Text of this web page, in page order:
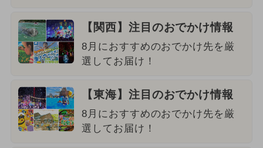
【関西】注目のおでかけ情報
8月におすすめのおでかけ先を厳
選してお届け！
【東海】注目のおでかけ情報
8月におすすめのおでかけ先を厳
選してお届け！